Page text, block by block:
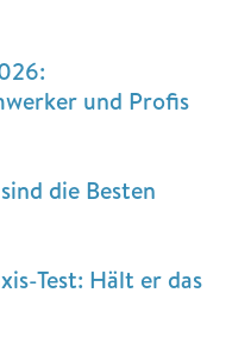
und Profis
die Besten
Test: Hält er das